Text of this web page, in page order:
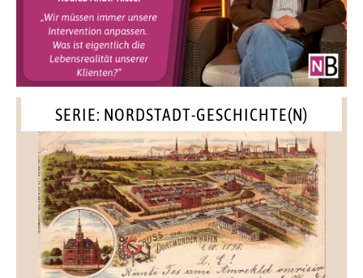
SERIE: NORDSTADT-GESCHICHTE(N)